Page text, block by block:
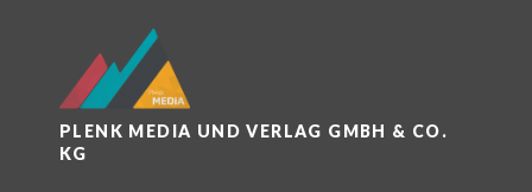
PLENK MEDIA UND VERLAG GMBH & CO.
KG